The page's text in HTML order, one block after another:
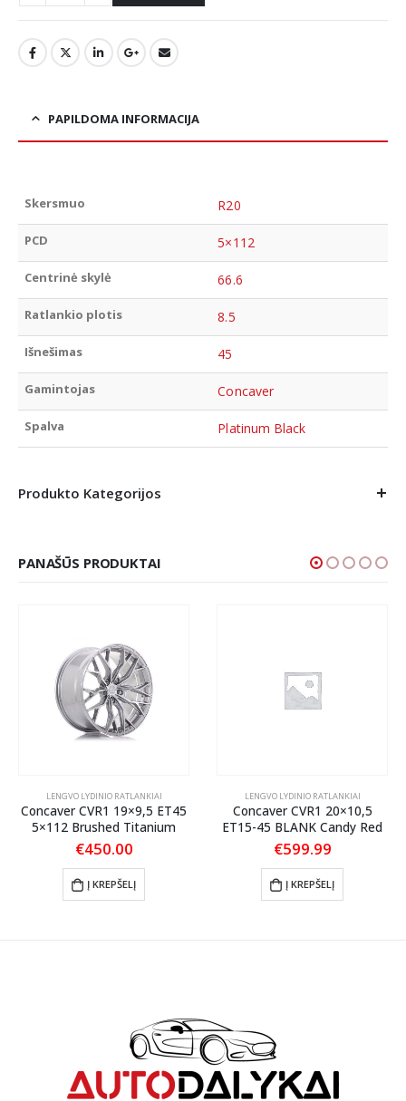
PAPILDOMA INFORMACIJA
Skersmuo R20
PCD 5×112
Centrinė skylė 66.6
Ratlankio plotis 8.5
Išnešimas 45
Gamintojas Concaver
Spalva Platinum Black
Produkto Kategorijos
PANAŠŪS PRODUKTAI
LENGVO LYDINIO RATLANKIAI
Concaver CVR1 19×9,5 ET45
5×112 Brushed Titanium
€450.00
Į KREPŠELĮ
LENGVO LYDINIO RATLANKIAI
Concaver CVR1 20×10,5
ET15-45 BLANK Candy Red
€599.99
Į KREPŠELĮ